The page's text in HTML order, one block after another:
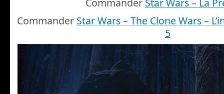
Commander Star Wars – La
Commander Star Wars – The Clone Wars –
5